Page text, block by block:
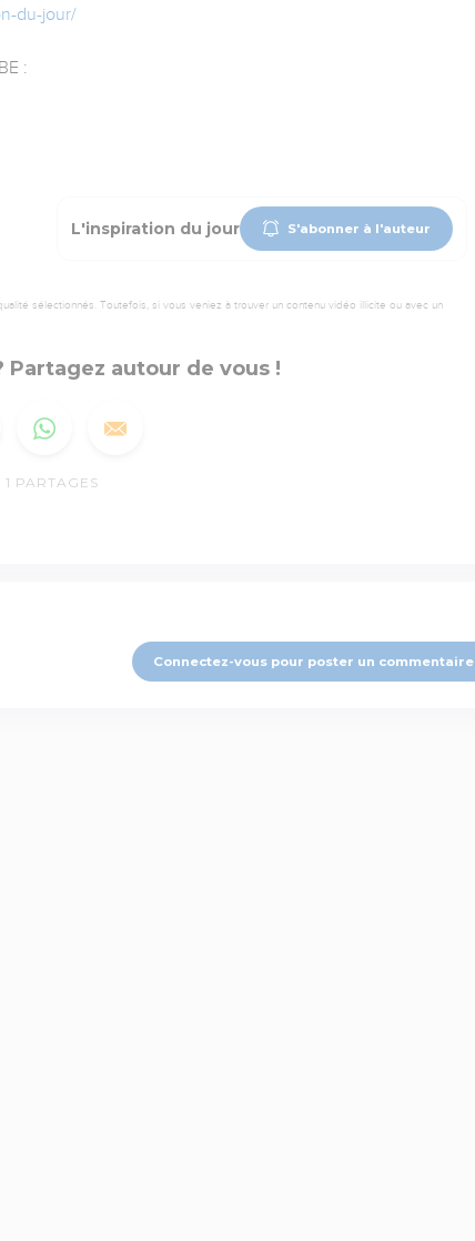
du-jour/
:
L'inspiration du jour S'abonner à l'auteur
sélectionnés. Toutefois, si vous veniez à trouver un contenu vidéo illicite ou avec un
Partagez autour de vous !
1 PARTAGES
Connectez-vous pour poster un commentaire